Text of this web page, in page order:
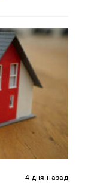
4 дня назад